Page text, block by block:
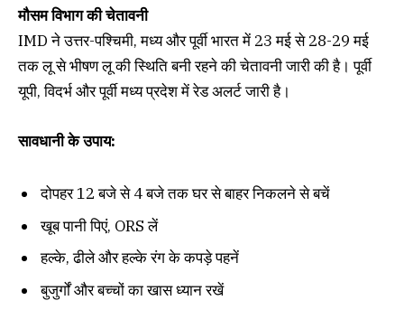
मौसम विभाग की चेतावनी
IMD ने उत्तर-पश्चिमी, मध्य और पूर्वी भारत में 23 मई से 28-29 मई
तक लू से भीषण लू की स्थिति बनी रहने की चेतावनी जारी की है। पूर्वी
यूपी, विदर्भ और पूर्वी मध्य प्रदेश में रेड अलर्ट जारी है।
सावधानी के उपाय:
दोपहर 12 बजे से 4 बजे तक घर से बाहर निकलने से बचें
खूब पानी पिएं, ORS लें
हल्के, ढीले और हल्के रंग के कपड़े पहनें
बुजुर्गों और बच्चों का खास ध्यान रखें